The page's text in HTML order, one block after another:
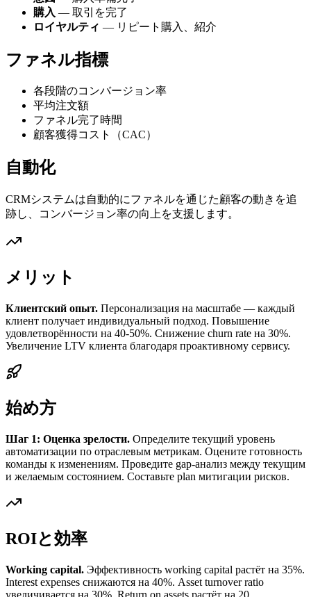
購入 — 取引を完了
ロイヤルティ — リピート購入、紹介
ファネル指標
各段階のコンバージョン率
平均注文額
ファネル完了時間
顧客獲得コスト（CAC）
自動化
CRMシステムは自動的にファネルを通じた顧客の動きを追
跡し、コンバージョン率の向上を支援します。
メリット
Клиентский опыт. Персонализация на масштабе — каждый
клиент получает индивидуальный подход. Повышение
удовлетворённости на 40-50%. Снижение churn rate на 30%.
Увеличение LTV клиента благодаря проактивному сервису.
始め方
Шаг 1: Оценка зрелости. Определите текущий уровень
автоматизации по отраслевым метрикам. Оцените готовность
команды к изменениям. Проведите gap-анализ между текущим
и желаемым состоянием. Составьте plan митигации рисков.
ROIと効率
Working capital. Эффективность working capital растёт на 35%.
Interest expenses снижаются на 40%. Asset turnover ratio
увеличивается на 30%. Return on assets растёт на 20